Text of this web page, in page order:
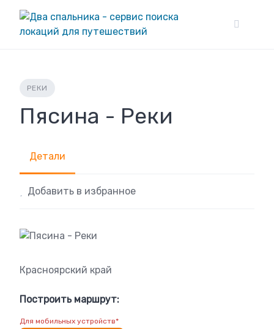
content
РЕКИ
Пясина - Реки
Детали
Добавить в избранное
Красноярский край
Построить маршрут:
Для мобильных устройств*